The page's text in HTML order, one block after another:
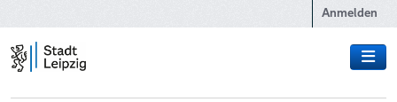
Anmelden